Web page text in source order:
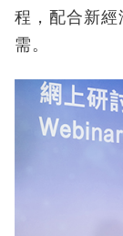
程，配合新
需。